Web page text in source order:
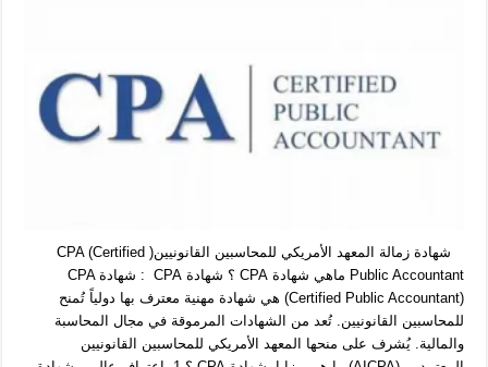
شهادة زمالة المعهد الأمريكي للمحاسبين القانونيين( CPA (Certified
Public Accountant ماهي شهادة CPA ؟ شهادة CPA : شهادة CPA
(Certified Public Accountant) هي شهادة مهنية معترف بها دولياً تُمنح
للمحاسبين القانونيين. تُعد من الشهادات المرموقة في مجال المحاسبة
والمالية. يُشرف على منحها المعهد الأمريكي للمحاسبين القانونيين